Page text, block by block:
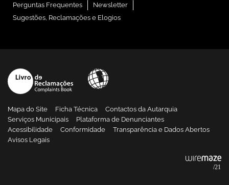
Perguntas Frequentes
Newsletter
Sugestões, Reclamações e Elogios
Mapa do Site Ficha Técnica
Contactos da Autarquia
Serviços Municipais
Plataforma de Denunciantes
Acessibilidade
Conformidade
Transparência e Dados Abertos
Avisos Legais